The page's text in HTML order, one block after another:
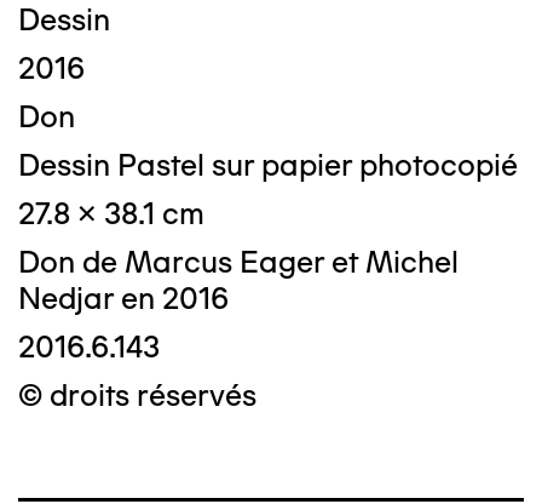
Dessin
2016
Don
Dessin Pastel sur papier photocopié
27.8 x 38.1 cm
Don de Marcus Eager et Michel
Nedjar en 2016
2016.6.143
© droits réservés